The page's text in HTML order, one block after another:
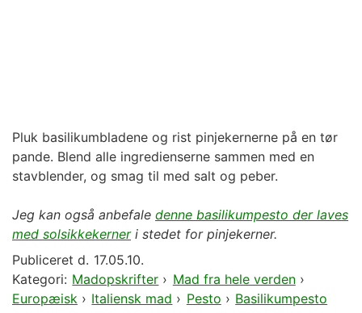
Pluk basilikumbladene og rist pinjekernerne på en tør
pande. Blend alle ingredienserne sammen med en
stavblender, og smag til med salt og peber.
Jeg kan også anbefale denne basilikumpesto der laves
med solsikkekerneri stedet for pinjekerner.
Publiceret d. 17.05.10.
Kategori: Madopskrifter › Mad fra hele verden›
Europæisk › Italiensk mad › Pesto › Basilikumpesto